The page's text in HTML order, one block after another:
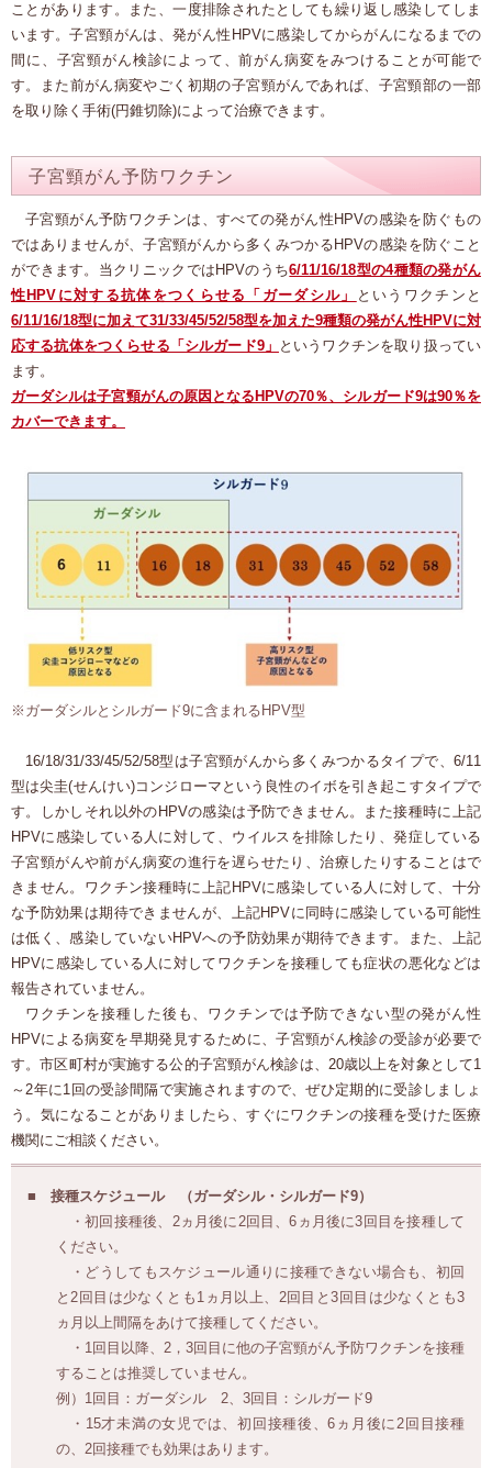
ことがあります。また、一度排除されたとしても繰り返し感染してしま
います。子宮頸がんは、発がん性HPVに感染してからがんになるまでの
間に、子宮頸がん検診によって、前がん病変をみつけることが可能で
す。また前がん病変やごく初期の子宮頸がんであれば、子宮頸部の一部
を取り除く手術(円錐切除)によって治療できます。
子宮頸がん予防ワクチン
子宮頸がん予防ワクチンは、すべての発がん性HPVの感染を防ぐもの
ではありませんが、子宮頸がんから多くみつかるHPVの感染を防ぐこと
ができます。当クリニックではHPVのうち6/11/16/18型の4種類の発がん
性HPVに対する抗体をつくらせる「ガーダシル」
というワクチンと
6/11/16/18型に加えて31/33/45/52/58型を加えた9種類の発がん性HPVに対
応する抗体をつくらせる「シルガード9」 というワクチンを取り扱ってい
ます。
ガーダシルは子宮頸がんの原因となるHPVの70％、シルガード9は90％を
カバーできます。
※ガーダシルとシルガード9に含まれるHPV型
16/18/31/33/45/52/58型は子宮頸がんから多くみつかるタイプで、6/11
型は尖圭(せんけい)コンジローマという良性のイボを引き起こすタイプで
す。しかしそれ以外のHPVの感染は予防できません。また接種時に上記
HPVに感染している人に対して、ウイルスを排除したり、発症している
子宮頸がんや前がん病変の進行を遅らせたり、治療したりすることはで
きません。ワクチン接種時に上記HPVに感染している人に対して、十分
な予防効果は期待できませんが、上記HPVに同時に感染している可能性
は低く、感染していないHPVへの予防効果が期待できます。また、上記
HPVに感染している人に対してワクチンを接種しても症状の悪化などは
報告されていません。
ワクチンを接種した後も、ワクチンでは予防できない型の発がん性
HPVによる病変を早期発見するために、子宮頸がん検診の受診が必要で
す。市区町村が実施する公的子宮頸がん検診は、20歳以上を対象として1
～2年に1回の受診間隔で実施されますので、ぜひ定期的に受診しましょ
う。気になることがありましたら、すぐにワクチンの接種を受けた医療
機関にご相談ください。
接種スケジュール （ガーダシル・シルガード9）
・初回接種後、2ヵ月後に2回目、6ヵ月後に3回目を接種して
ください。
・どうしてもスケジュール通りに接種できない場合も、初回
と2回目は少なくとも1ヵ月以上、2回目と3回目は少なくとも3
ヵ月以上間隔をあけて接種してください。
・1回目以降、2，3回目に他の子宮頸がん予防ワクチンを接種
することは推奨していません。
例）1回目：ガーダシル 2、3回目：シルガード9
・15才未満の女児では、初回接種後、6ヵ月後に2回目接種
の、2回接種でも効果はあります。